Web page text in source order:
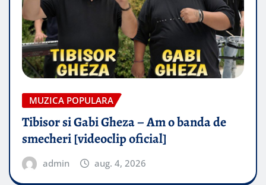
MUZICA POPULARA
Tibisor si Gabi Gheza – Am o banda de
smecheri [videoclip oficial]
admin aug. 4, 2026